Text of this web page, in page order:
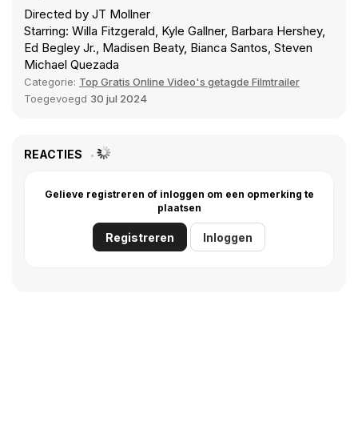
Directed by JT Mollner
Starring: Willa Fitzgerald, Kyle Gallner, Barbara Hershey,
Ed Begley Jr., Madisen Beaty, Bianca Santos, Steven
Michael Quezada
Categorie: Top Gratis Online Video's getagde Filmtrailer
Toegevoegd 30 jul 2024
REACTIES
Gelieve registreren of inloggen om een opmerking te
plaatsen
Registreren Inloggen